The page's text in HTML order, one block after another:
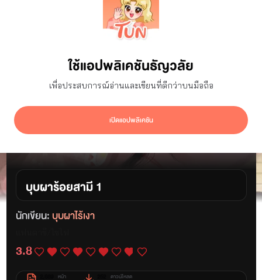
ใช้แอปพลิเคชันธัญวลัย
เพื่อประสบการณ์อ่านและเขียนที่ดีกว่าบนมือถือ
เปิดแอปพลิเคชัน
บุบผาร้อยสามี 1
นักเขียน: บุบผาไร้เงา
3.8
หน้า ดาวน์โหลด